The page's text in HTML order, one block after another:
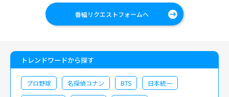
番組リクエストフォームへ
トレンドワードから探す
プロ野球 名探偵コナン BTS 日本統一